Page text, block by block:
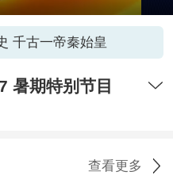
千古一帝秦始皇
暑期特别节目
查看更多